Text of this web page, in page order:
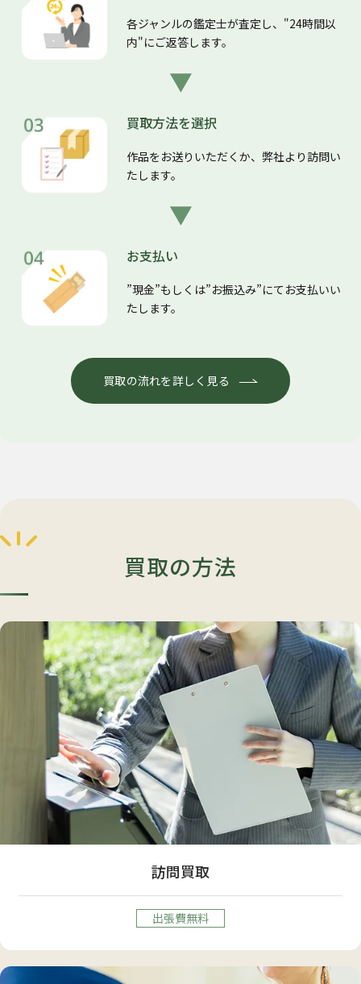
各ジャンルの鑑定士が査定し、"24時間以
内"にご返答します。
買取方法を選択
作品をお送りいただくか、弊社より訪問い
たします。
お支払い
”現金”もしくは”お振込み”にてお支払いい
たします。
買取の流れを詳しく見る
買取の方法
訪問買取
出張費無料